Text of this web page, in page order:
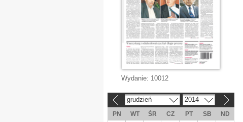
Wydanie: 10012
grudzień 2014
PN WT ŚR CZ PT SB
ND